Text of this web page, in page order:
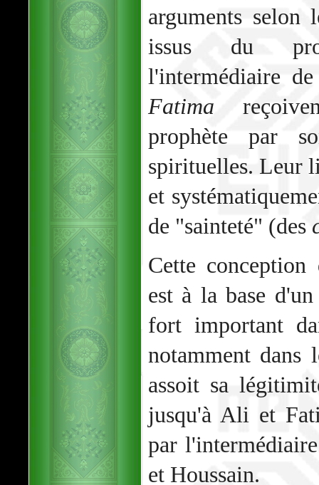
arguments selon
issus du
l'intermédiaire
Fatima
prophète par
spirituelles. Leur
et
de "sainteté" (des
Cette conception
est à la base
fort important
notamment dans
assoit sa
jusqu'à Ali et
par
et Houssain.